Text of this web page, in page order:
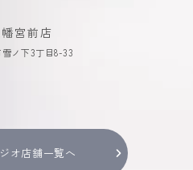
宮前店
ノ下3丁目8-33
オ店舗一覧へ